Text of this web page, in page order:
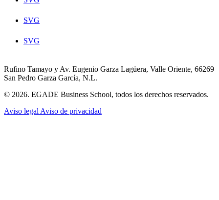
SVG
SVG
Rufino Tamayo y Av. Eugenio Garza Lagüera, Valle Oriente, 66269
San Pedro Garza García, N.L.
© 2026. EGADE Business School, todos los derechos reservados.
Aviso legal Aviso de privacidad